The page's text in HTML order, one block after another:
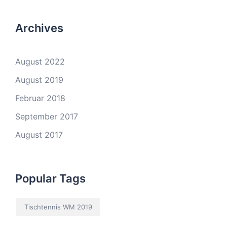
Archives
August 2022
August 2019
Februar 2018
September 2017
August 2017
Popular Tags
Tischtennis WM 2019